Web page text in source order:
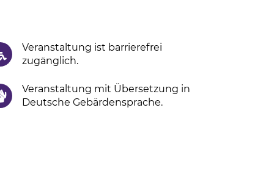
Veranstaltung ist barrierefrei
zugänglich.
Veranstaltung mit Übersetzung in
Deutsche Gebärdensprache.